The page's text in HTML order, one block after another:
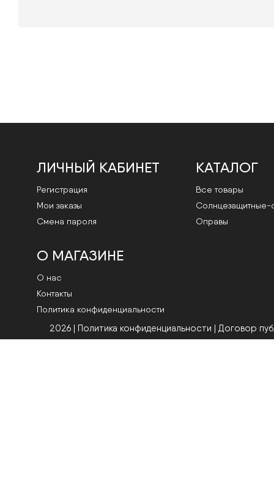
ЛИЧНЫЙ КАБИНЕТ
Регистрация
Мои заказы
Смена пароля
КАТАЛОГ
Все товары
Cолнцезащитные-
Оправы
О МАГАЗИНЕ
О нас
Контакты
Политика конфиденциальности
2026 | Политика конфиденциальности | Договор